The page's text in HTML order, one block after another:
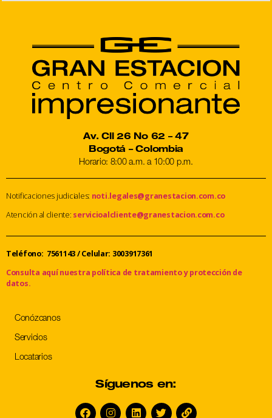
Av. Cll 26 No 62 – 47
Bogotá – Colombia
Horario: 8:00 a.m. a 10:00 p.m.
Notificaciones judiciales: noti.legales@granestacion.com.co
Atención al cliente: servicioalcliente@granestacion.com.co
Teléfono: 7561143/Celular: 3003917361
Consulta aquí nuestra política de tratamiento y protección de
datos.
Conózcanos
Servicios
Locatarios
Síguenos en: